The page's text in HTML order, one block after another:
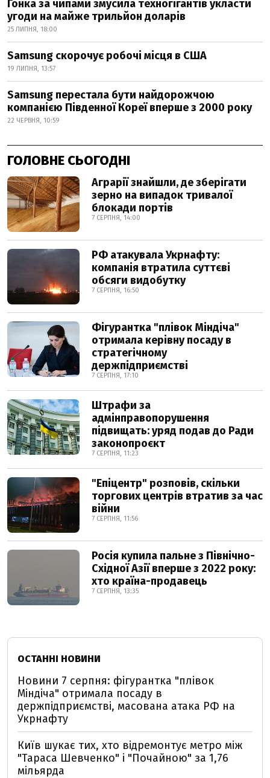
Гонка за чипами змусила техногігантів укласти
угоди на майже трильйон доларів
25 ЛИПНЯ, 18:00
Samsung скорочує робочі місця в США
19 ЛИПНЯ, 13:57
Samsung перестала бути найдорожчою
компанією Південної Кореї вперше з 2000 року
22 ЧЕРВНЯ, 10:59
ГОЛОВНЕ СЬОГОДНІ
Аграрії знайшли, де зберігати
зерно на випадок тривалої
блокади портів
7 СЕРПНЯ, 14:00
РФ атакувала Укрнафту:
компанія втратила суттєві
обсяги видобутку
7 СЕРПНЯ, 16:50
Фігурантка "плівок Міндіча"
отримала керівну посаду в
стратегічному
держпідприємстві
7 СЕРПНЯ, 17:10
Штрафи за
адмінправопорушення
підвищать: уряд подав до Ради
законопроєкт
7 СЕРПНЯ, 11:23
"Епіцентр" розповів, скільки
торгових центрів втратив за час
війни
7 СЕРПНЯ, 11:56
Росія купила пальне з Північно-
Східної Азії вперше з 2022 року:
хто країна-продавець
7 СЕРПНЯ, 13:35
ОСТАННІ НОВИНИ
Новини 7 серпня: фігурантка "плівок
Міндіча" отримала посаду в
держпідприємстві, масована атака РФ на
Укрнафту
Київ шукає тих, хто відремонтує метро між
"Тараса Шевченко" і "Почайною" за 1,76
мільярда